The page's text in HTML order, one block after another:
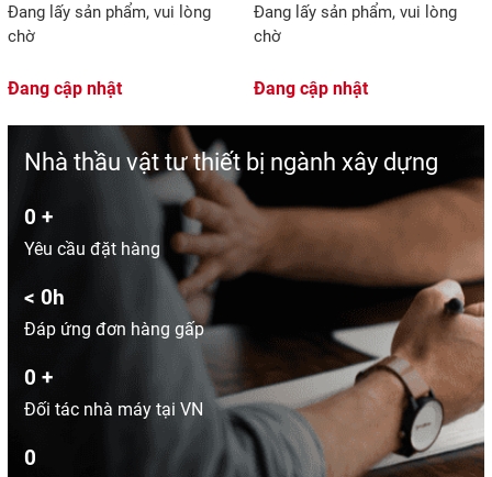
Đang lấy sản phẩm, vui lòng
chờ
Đang cập nhật
Đang lấy sản phẩm, vui lòng
chờ
Đang cập nhật
Nhà thầu vật tư thiết bị ngành xây dựng
0 +
Yêu cầu đặt hàng
< 0h
Đáp ứng đơn hàng gấp
0 +
Đối tác nhà máy tại VN
0